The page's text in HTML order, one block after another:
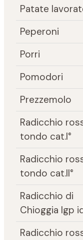
Patate
Peperoni
Porri
Pomodori
Prezzemolo
Radicchio
tondo cat.I°
Radicchio
tondo cat.II°
Radicchio di
Chioggia Igp
Radicchio